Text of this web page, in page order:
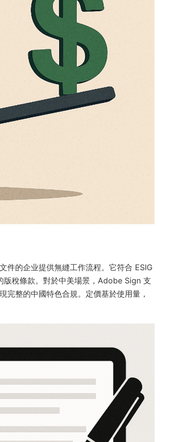
的企业提供無縫工作流程。它符合 ESIG
版稅條款。對於中美場景，Adobe Sign 支
整的中國特色合規。定價基於使用量，